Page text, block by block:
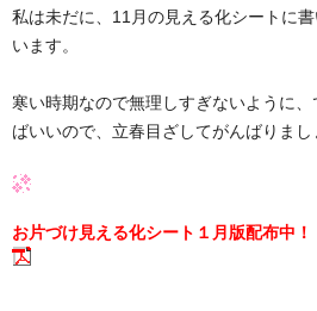
私は未だに、11月の見える化シートに
います。
寒い時期なので無理しすぎないように
ばいいので、立春目ざしてがんばりまし
お片づけ見える化シート１月版配布中！